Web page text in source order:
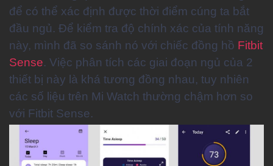
để có thể xác định được thời điểm cúng ta bắt
đầu ngủ. Để kiểm tra độ chính xác của tính năng
này, mình đã so sánh nó với chiếc đồng hồ Fitbit
Sense. Việc phân tích các giai đoạn ngủ của 2
thiết bị này là khá tương đồng nhau, tuy nhiên
các số liệu trên Mi Watch thường chậm hơn so
với Fitbit Sense.